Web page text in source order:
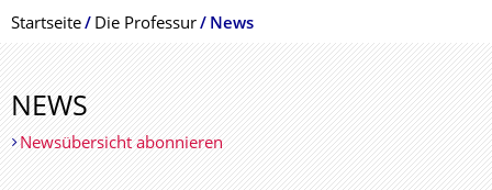
Breadcrumb-Menü
Startseite Die Professur News
NEWS
Newsübersicht abonnieren